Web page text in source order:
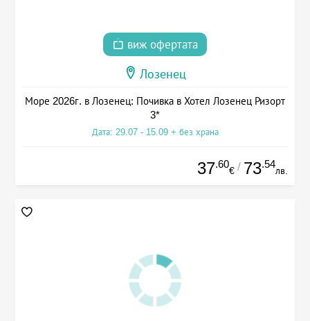
виж офертата
Лозенец
Море 2026г. в Лозенец: Почивка в Хотел Лозенец Ризорт
3*
Дата: 29.07 - 15.09 + без храна
37.60
€ / 73.54
лв.